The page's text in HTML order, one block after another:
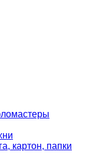
картон, папки